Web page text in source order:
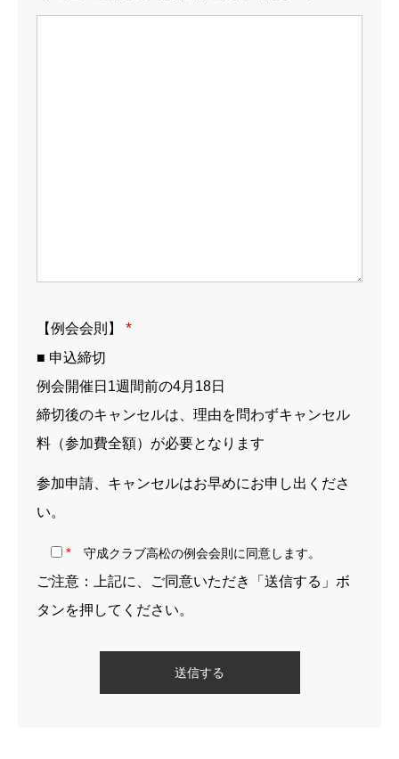
【例会会則】 *
■ 申込締切
例会開催日1週間前の4月18日
締切後のキャンセルは、理由を問わずキャンセル
料（参加費全額）が必要となります
参加申請、キャンセルはお早めにお申し出くださ
い。
* 守成クラブ高松の例会会則に同意します。
ご注意：上記に、ご同意いただき「送信する」ボ
タンを押してください。